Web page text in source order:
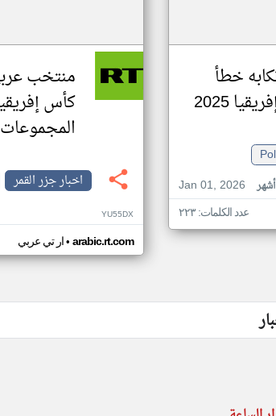
خطأ
2025
Jan 01, 2026
عدد الكلمات: ٢٢٣
منتخب
المجموعات
اخبار جزر القمر
YU55DX
ار تي عربي• arabic.rt.com